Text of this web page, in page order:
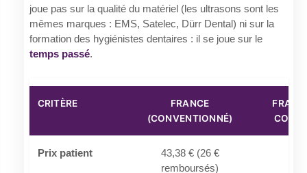
joue pas sur la qualité du matériel (les ultrasons sont les
mêmes marques : EMS, Satelec, Dürr Dental) ni sur la
formation des hygiénistes dentaires : il se joue sur le
temps passé.
CRITÈRE
FRANCE
(CONVENTIONNÉ)
Prix patient
43,38 € (26 €
remboursés)